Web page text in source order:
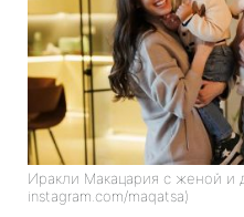
Иракли Макацария с женой и
instagram.com/maqatsa)